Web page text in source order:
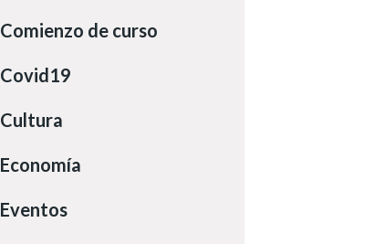
Comienzo de curso
Covid19
Cultura
Economía
Eventos